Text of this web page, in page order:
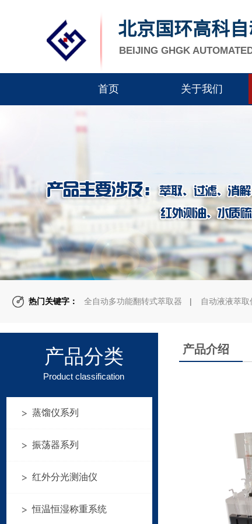
首页 关于我们
北京国环高科
BEIJING GHGK
热门关键字： 分液漏斗垂直振荡器| 实验室土壤研磨机
热门关键字： 全自动多功能翻转式萃取器 | 自动液液萃取
产品介绍
产品分类
Product classification
蒸馏仪系列
振荡器系列
红外分光测油仪
恒温恒湿称重系统